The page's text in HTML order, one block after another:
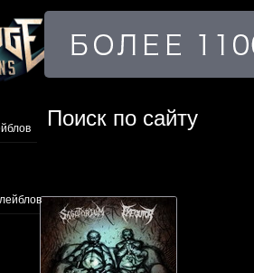
Поиск по сайту